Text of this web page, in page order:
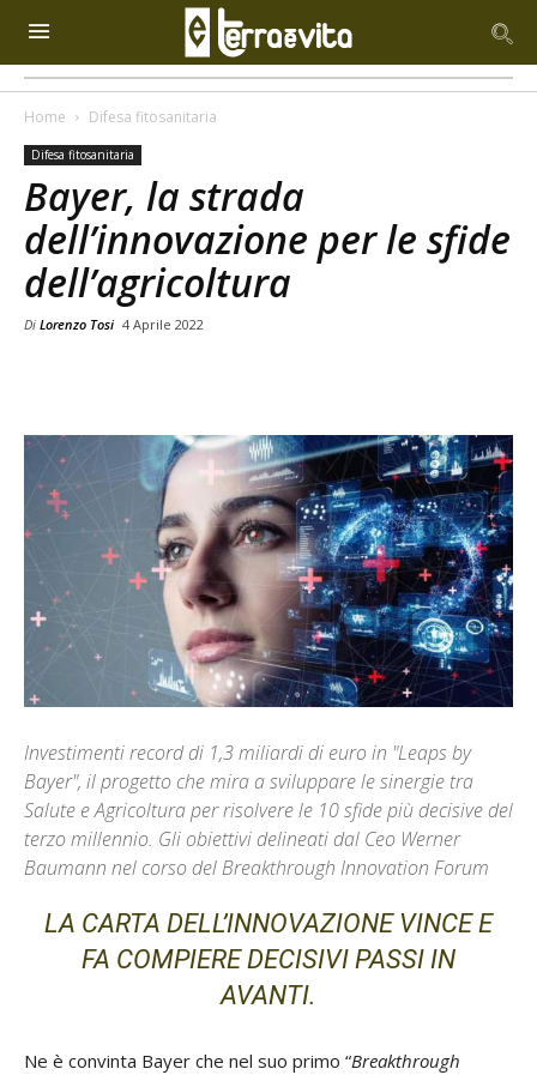
Home Difesa fitosanitaria
Difesa fitosanitaria
Bayer, la strada
dell’innovazione per le sfide
dell’agricoltura
Di Lorenzo Tosi 4 Aprile 2022
Investimenti record di 1,3 miliardi di euro in "Leaps by
Bayer", il progetto che mira a sviluppare le sinergie tra
Salute e Agricoltura per risolvere le 10 sfide più decisive del
terzo millennio. Gli obiettivi delineati dal Ceo Werner
Baumann nel corso del Breakthrough Innovation Forum
LA CARTA DELL’INNOVAZIONE VINCE E
FA COMPIERE DECISIVI PASSI IN
AVANTI.
Ne è convinta Bayer che nel suo primo “Breakthrough